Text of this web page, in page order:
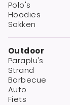
Polo's
Hoodies
Sokken
Outdoor
Paraplu's
Strand
Barbecue
Auto
Fiets